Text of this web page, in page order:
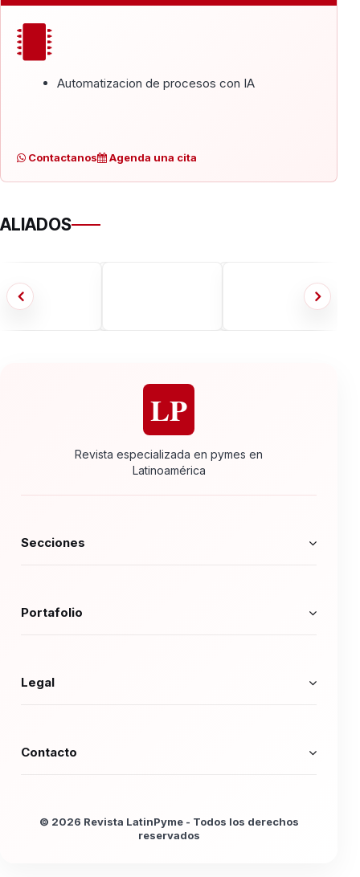
Automatizacion de procesos con IA
Contactanos Agenda una cita
ALIADOS
LP
Revista especializada en pymes en
Latinoamérica
Secciones
Portafolio
Legal
Contacto
© 2026 Revista LatinPyme - Todos los derechos
reservados